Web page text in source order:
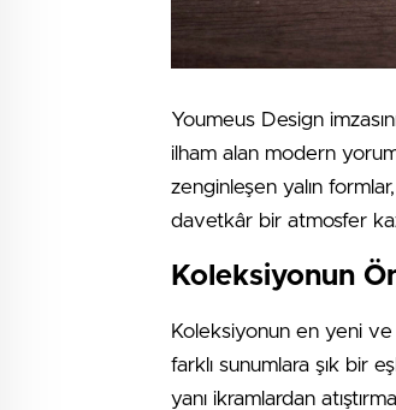
Youmeus Design
ilham alan modern
zenginleşen yalın
davetkâr bir atmosfer
Koleksiyonun
Koleksiyonun en yeni ve
farklı sunumlara şık bir
yanı ikramlardan